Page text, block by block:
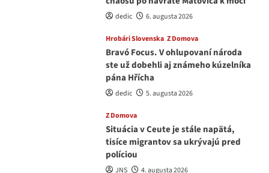
dedic 6. augusta 2026
Hrobári Slovenska Z Domova
Bravó Focus. V ohlupovaní národa
ste už dobehli aj známeho kúzelníka
pána Hřícha
dedic 5. augusta 2026
Z Domova
Situácia v Ceute je stále napätá,
tisíce migrantov sa ukrývajú pred
políciou
JNS 4. augusta 2026